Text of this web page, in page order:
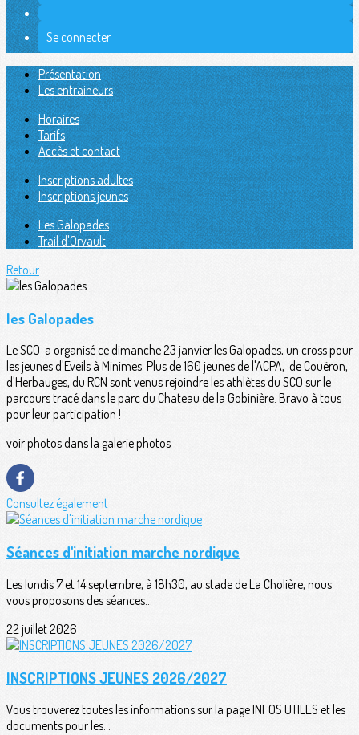
Se connecter
Présentation
Les entraineurs
Horaires
Tarifs
Accès et contact
Inscriptions adultes
Inscriptions jeunes
Les Galopades
Trail d'Orvault
Retour
les Galopades
Le SCO a organisé ce dimanche 23 janvier les Galopades, un cross pour
les jeunes d'Eveils à Minimes. Plus de 160 jeunes de l'ACPA, de Couëron,
d'Herbauges, du RCN sont venus rejoindre les athlètes du SCO sur le
parcours tracé dans le parc du Chateau de la Gobinière. Bravo à tous
pour leur participation !
voir photos dans la galerie photos
Consultez également
Séances d'initiation marche nordique
Les lundis 7 et 14 septembre, à 18h30, au stade de La Cholière, nous
vous proposons des séances...
22 juillet 2026
INSCRIPTIONS JEUNES 2026/2027
Vous trouverez toutes les informations sur la page INFOS UTILES et les
documents pour les...